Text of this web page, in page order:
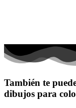
También te
dibujos para